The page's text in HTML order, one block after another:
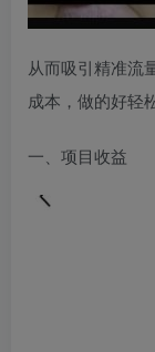
从而吸引精准流
成本，做的好轻
一、项目收益